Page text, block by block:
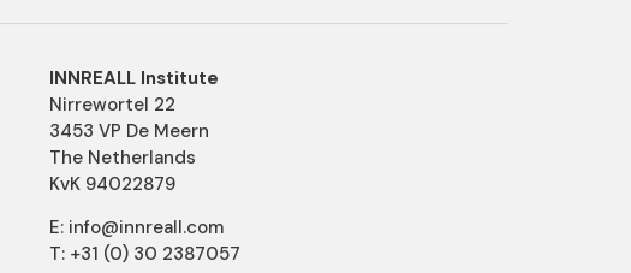
INNREALL Institute
Nirrewortel 22
3453 VP De Meern
The Netherlands
KvK 94022879
E: info@innreall.com
T: +31 (0) 30 2387057